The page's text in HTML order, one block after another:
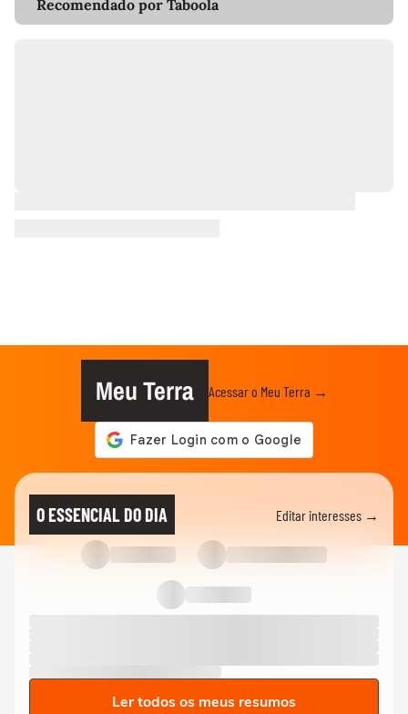
Recomendado por Taboola
Meu Terra Acessar o Meu Terra →
O ESSENCIAL DO DIA Editar interesses →
Ler todos os meus resumos